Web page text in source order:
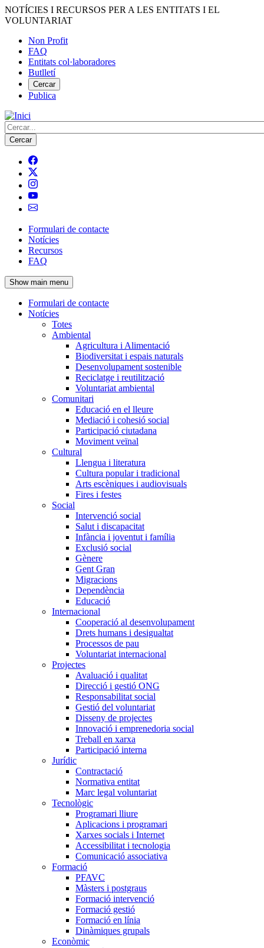
Vés
al
NOTÍCIES I RECURSOS PER A LES ENTITATS I EL
VOLUNTARIAT
Menú
del
compte
d'usuari
Non Profit
FAQ
Entitats col·laboradores
Butlletí
Cercar
Publica
Cerca
Navegació
principal
de
l'encapçalament
Formulari de contacte
Notícies
Recursos
FAQ
Show main menu
Navegació
principal
Formulari de contacte
Notícies
Totes
Ambiental
Agricultura i Alimentació
Biodiversitat i espais naturals
Desenvolupament sostenible
Reciclatge i reutilització
Voluntariat ambiental
Comunitari
Educació en el lleure
Mediació i cohesió social
Participació ciutadana
Moviment veïnal
Cultural
Llengua i literatura
Cultura popular i tradicional
Arts escèniques i audiovisuals
Fires i festes
Social
Intervenció social
Salut i discapacitat
Infància i joventut i família
Exclusió social
Gènere
Gent Gran
Migracions
Dependència
Educació
Internacional
Cooperació al desenvolupament
Drets humans i desigualtat
Processos de pau
Voluntariat internacional
Projectes
Avaluació i qualitat
Direcció i gestió ONG
Responsabilitat social
Gestió del voluntariat
Disseny de projectes
Innovació i emprenedoria social
Treball en xarxa
Participació interna
Jurídic
Contractació
Normativa entitat
Marc legal voluntariat
Tecnològic
Programari lliure
Aplicacions i programari
Xarxes socials i Internet
Accessibilitat i tecnologia
Comunicació associativa
Formació
PFAVC
Màsters i postgraus
Formació intervenció
Formació gestió
Formació en línia
Dinàmiques grupals
Econòmic